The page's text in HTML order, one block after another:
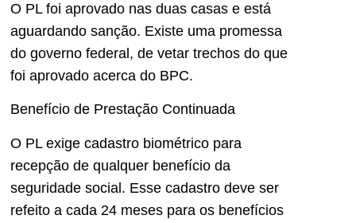
O PL foi aprovado nas duas casas e está
aguardando sanção. Existe uma promessa
do governo federal, de vetar trechos do que
foi aprovado acerca do BPC.
Benefício de Prestação Continuada
O PL exige cadastro biométrico para
recepção de qualquer benefício da
seguridade social. Esse cadastro deve ser
refeito a cada 24 meses para os benefícios